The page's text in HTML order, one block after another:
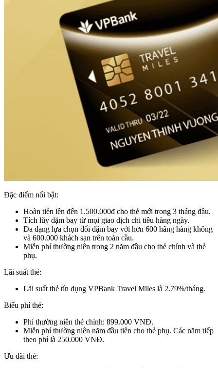
Đặc điểm nổi bật:
Hoàn tiền lên đến 1.500.000đ cho thẻ mới trong 3 tháng đầu.
Tích lũy dặm bay từ mọi giao dịch chi tiêu hàng ngày.
Đa dạng lựa chọn đổi dặm bay với hơn 600 hãng hàng không
và 600.000 khách sạn trên toàn cầu.
Miễn phí thường niên trong 2 năm đầu cho thẻ chính và thẻ
phụ.
Lãi suất thẻ:
Lãi suất thẻ tín dụng VPBank Travel Miles là 2.79%/tháng.
Biểu phí thẻ:
Phí thường niên thẻ chính: 899.000 VNĐ.
Miễn phí thường niên năm đầu tiên cho thẻ phụ. Các năm tiếp
theo phí là 250.000 VNĐ.
Ưu đãi thẻ: